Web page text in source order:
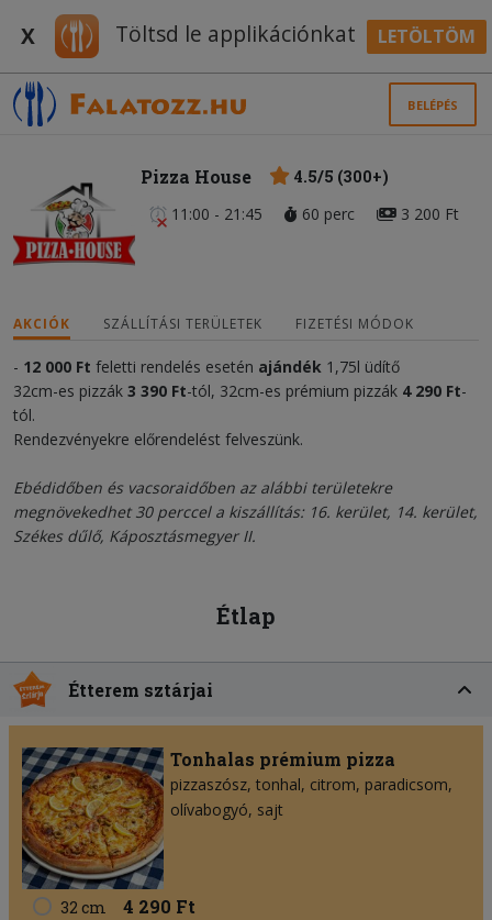
X Töltsd le applikációnkat LETÖLTÖM
BELÉPÉS
Pizza House
4.5/5 (300+)
11:00 - 21:45
60 perc 3 200 Ft
AKCIÓK SZÁLLÍTÁSI TERÜLETEK FIZETÉSI MÓDOK
- 12 000 Ft feletti rendelés esetén ajándék 1,75l üdítő
32cm-es pizzák 3 390 Ft-tól, 32cm-es prémium pizzák 4 290 Ft-
tól.
Rendezvényekre előrendelést felveszünk.
Ebédidőben és vacsoraidőben az alábbi területekre
megnövekedhet 30 perccel a kiszállítás: 16. kerület, 14. kerület,
Székes dűlő, Káposztásmegyer II.
Étlap
Étterem sztárjai
Tonhalas prémium pizza
pizzaszósz tonhal citrom paradicsom
olívabogyó sajt
32 cm 4 290 Ft